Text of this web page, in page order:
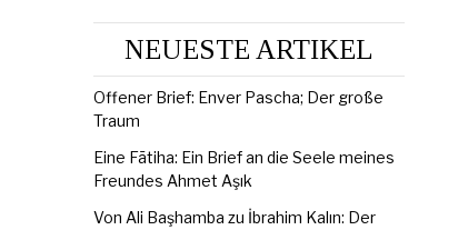
NEUESTE ARTIKEL
Offener Brief: Enver Pascha; Der große
Traum
Eine Fātiha: Ein Brief an die Seele meines
Freundes Ahmet Aşık
Von Ali Başhamba zu İbrahim Kalın: Der